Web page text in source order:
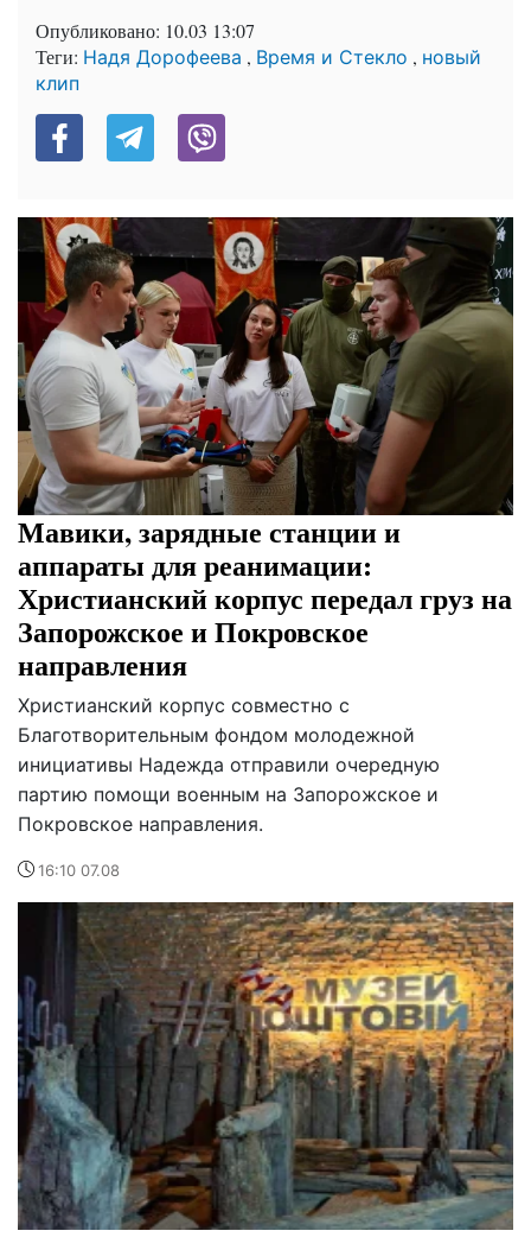
Опубликовано: 10.03 13:07
Теги: Надя Дорофеева , Время и Стекло , новый
клип
Мавики, зарядные станции и
аппараты для реанимации:
Христианский корпус передал груз на
Запорожское и Покровское
направления
Христианский корпус совместно с
Благотворительным фондом молодежной
инициативы Надежда отправили очередную
партию помощи военным на Запорожское и
Покровское направления.
16:10 07.08